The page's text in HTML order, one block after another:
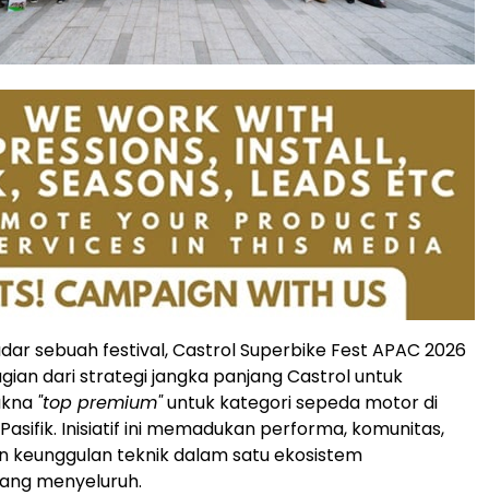
sebuah festival, Castrol Superbike Fest APAC 2026
dari strategi jangka panjang Castrol untuk
"top premium"untuk kategori sepeda motor di
Inisiatif ini memadukan performa, komunitas,
keunggulan teknik dalam satu ekosistem
menyeluruh.